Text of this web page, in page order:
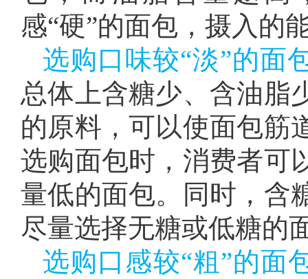
感“硬”的面包，摄入的
选购口味较“淡”的面
总体上含糖少、含油脂
的原料，可以使面包筋
选购面包时，消费者可
量低的面包。同时，含
尽量选择无糖或低糖的
选购口感较“粗”的面